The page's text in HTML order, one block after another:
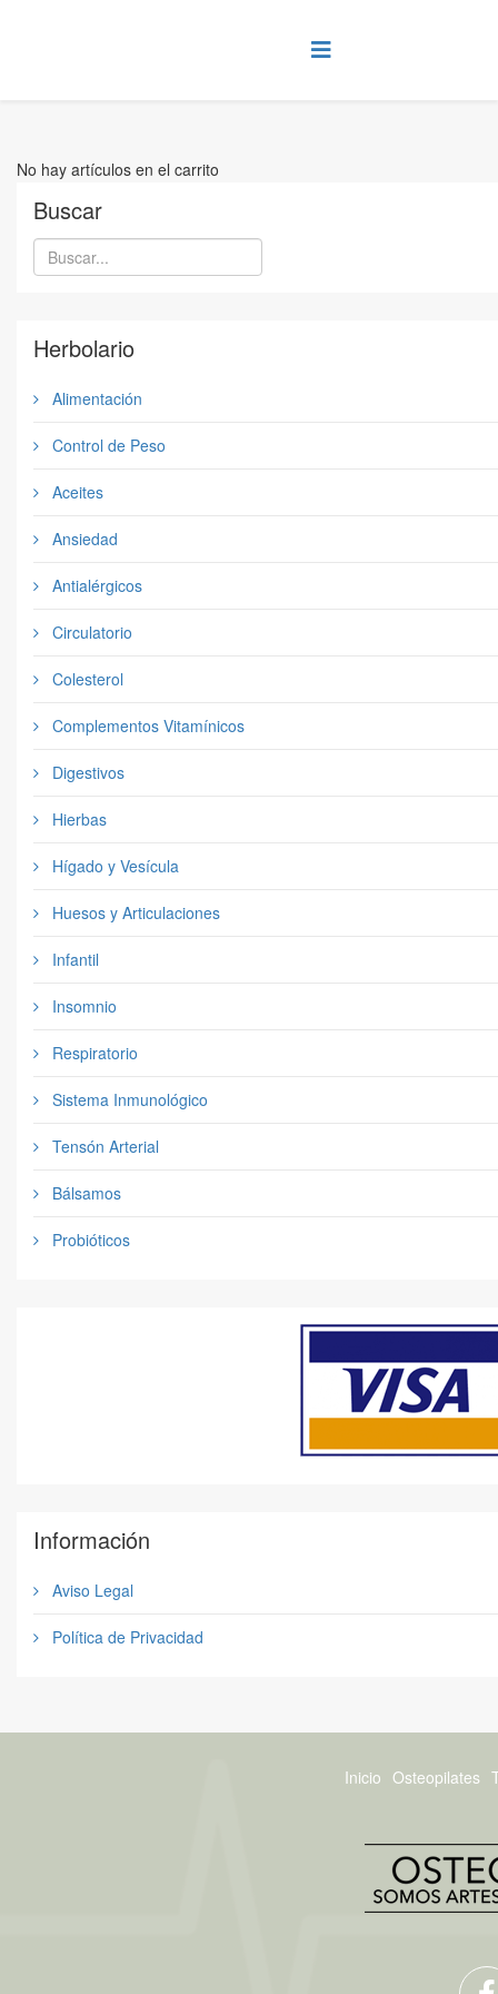
No hay artículos en el carrito
Buscar
Herbolario
Alimentación
Control de Peso
Aceites
Ansiedad
Antialérgicos
Circulatorio
Colesterol
Complementos Vitamínicos
Digestivos
Hierbas
Hígado y Vesícula
Huesos y Articulaciones
Infantil
Insomnio
Respiratorio
Sistema Inmunológico
Tensón Arterial
Bálsamos
Probióticos
Información
Aviso Legal
Política de Privacidad
Inicio Osteopilates